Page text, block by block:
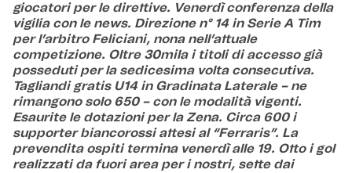
giocatori per le direttive. Venerdì conferenza della
vigilia con le news. Direzione n° 14 in Serie A Tim
per l’arbitro Feliciani, nona nell’attuale
competizione. Oltre 30mila i titoli di accesso già
posseduti per la sedicesima volta consecutiva.
Tagliandi gratis U14 in Gradinata Laterale – ne
rimangono solo 650 – con le modalità vigenti.
Esaurite le dotazioni per la Zena. Circa 600 i
supporter biancorossi attesi al “Ferraris”. La
prevendita ospiti termina venerdì alle 19. Otto i gol
realizzati da fuori area per i nostri, sette dai